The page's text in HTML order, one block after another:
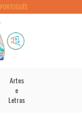
PORTUGUÊS
Artes
e
Letras